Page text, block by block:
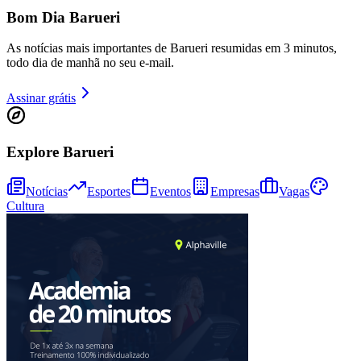
Bom Dia Barueri
As notícias mais importantes de Barueri resumidas em 3 minutos,
todo dia de manhã no seu e-mail.
Assinar grátis
Explore Barueri
Notícias Esportes Eventos Empresas
Vagas
Cultura